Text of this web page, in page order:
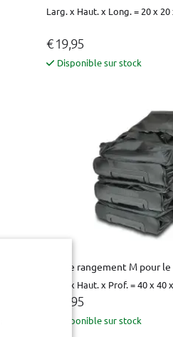
Larg. x Haut. x Long. = 20 x 20
€ 19,95
Disponible sur stock
Sac de rangement M pour
Larg. x Haut. x Prof. = 40 x 40
€ 12,95
Disponible sur stock